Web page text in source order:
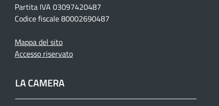
Partita IVA 03097420487
Codice fiscale 80002690487
Mappa del sito
Accesso riservato
LA CAMERA